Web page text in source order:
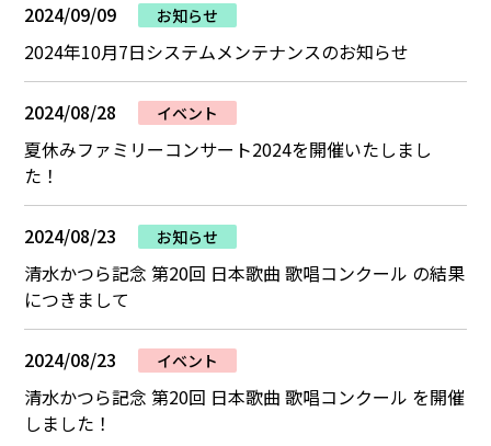
2024/09/09 お知らせ
2024年10月7日システムメンテナンスのお知らせ
2024/08/28 イベント
夏休みファミリーコンサート2024を開催いたしまし
た！
2024/08/23 お知らせ
清水かつら記念 第20回 日本歌曲 歌唱コンクール の結果
につきまして
2024/08/23 イベント
清水かつら記念 第20回 日本歌曲 歌唱コンクール を開催
しました！